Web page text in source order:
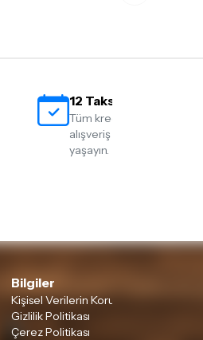
12 Taksit İmkanı
Tüm kredi kartlarına 12
alışveriş yapmanın
yaşayın.
Bilgiler
Kişisel Verilerin Korunması
Gizlilik Politikası
Çerez Politikası